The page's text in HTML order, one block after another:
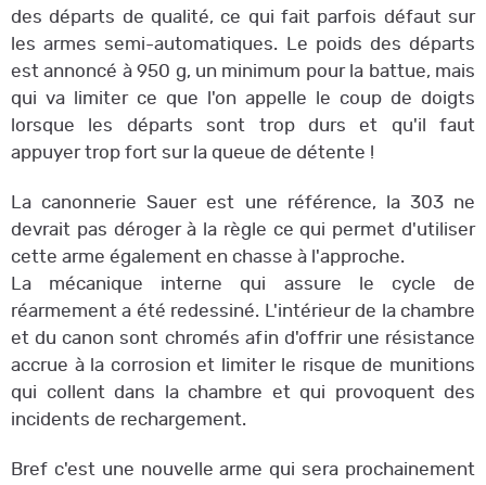
des départs de qualité, ce qui fait parfois défaut sur
les armes semi-automatiques. Le poids des départs
est annoncé à 950 g, un minimum pour la battue, mais
qui va limiter ce que l'on appelle le coup de doigts
lorsque les départs sont trop durs et qu'il faut
appuyer trop fort sur la queue de détente !
La canonnerie Sauer est une référence, la 303 ne
devrait pas déroger à la règle ce qui permet d'utiliser
cette arme également en chasse à l'approche.
La mécanique interne qui assure le cycle de
réarmement a été redessiné. L'intérieur de la chambre
et du canon sont chromés afin d'offrir une résistance
accrue à la corrosion et limiter le risque de munitions
qui collent dans la chambre et qui provoquent des
incidents de rechargement.
Bref c'est une nouvelle arme qui sera prochainement